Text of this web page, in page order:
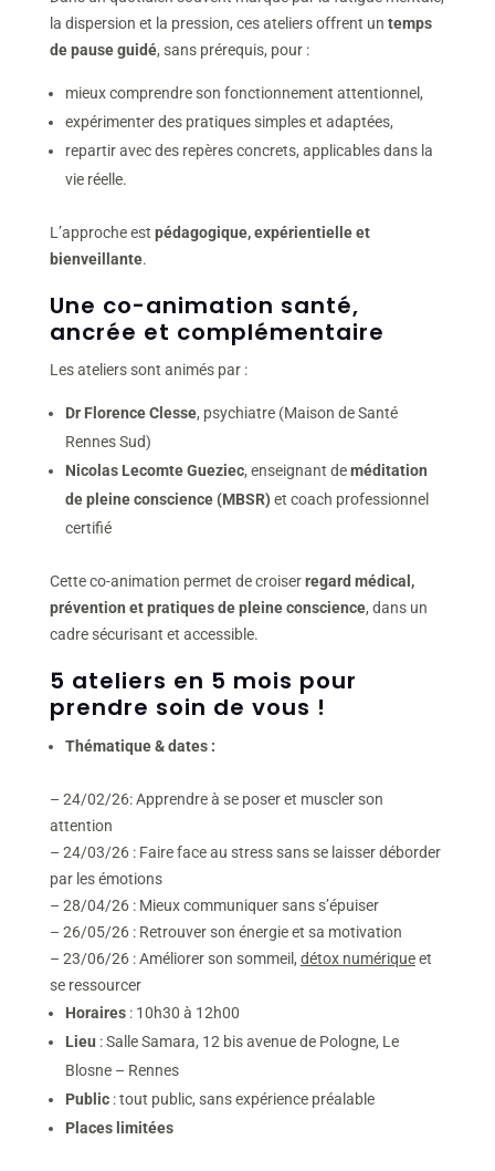
la dispersion et la pression, ces ateliers offrent un temps
de pause guidé, sans prérequis, pour :
mieux comprendre son fonctionnement attentionnel,
expérimenter des pratiques simples et adaptées,
repartir avec des repères concrets, applicables dans la
vie réelle.
L’approche est pédagogique, expérientielle et
bienveillante.
Une co-animation santé,
ancrée et complémentaire
Les ateliers sont animés par :
Dr Florence Clesse, psychiatre (Maison de Santé
Rennes Sud)
Nicolas Lecomte Gueziec, enseignant deméditation
de pleine conscience (MBSR) et coach professionnel
certifié
Cette co-animation permet de croiserregard médical,
prévention et pratiques de pleine conscience, dans un
cadre sécurisant et accessible.
5 ateliers en 5 mois pour
prendre soin de vous !
Thématique& dates :
– 24/02/26: Apprendre à se poser et muscler son
attention
– 24/03/26 : Faire face au stress sans se laisser déborder
par les émotions
– 28/04/26 : Mieux communiquer sans s’épuiser
– 26/05/26 : Retrouver son énergie et sa motivation
– 23/06/26 : Améliorer son sommeil, détox numériqueet
se ressourcer
Horaires : 10h30 à 12h00
Lieu : Salle Samara, 12 bis avenue de Pologne, Le
Blosne – Rennes
Public: tout public, sans expérience préalable
Places limitées